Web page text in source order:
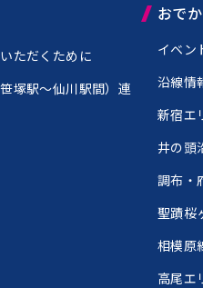
ただくために
笹塚笹塚
駅～仙川駅間）連
おで
イベン
沿線情
新宿エ
井の頭
調布・
聖蹟桜
相模原
高尾エ